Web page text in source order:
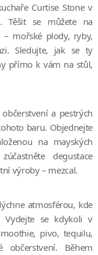
Curtise Stone v
Těšit se můžete na
mořské plody, ryby,
Sledujte, jak se ty
přímo k vám na stůl,
a pestrých
baru. Objednejte
na mayských
degustace
výroby – mezcal.
atmosférou, kde
Vydejte se kdykoli v
pivo, tequilu,
Během